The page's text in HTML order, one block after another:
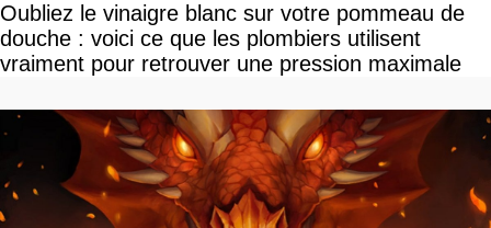
Oubliez le vinaigre blanc sur votre pommeau de
douche : voici ce que les plombiers utilisent
vraiment pour retrouver une pression maximale